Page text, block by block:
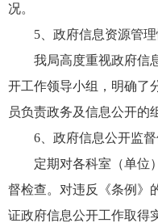
况。
5、政府信息资源管理
我局高度重视政府信
开工作领导小组，明确了
员负责政务及信息公开的
6、政府信息公开监督
定期对各科室（单位
督检查。对违反《条例》
证政府信息公开工作取得